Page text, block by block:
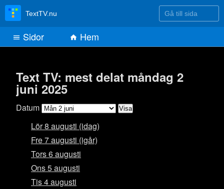
Text TV: mest delat måndag 2
juni 2025
Datum
Lör 8 augusti (idag)
Fre 7 augusti (igår)
Tors 6 augusti
Ons 5 augusti
Tis 4 augusti
TextTV.nu Gå till sida
Sidor Hem